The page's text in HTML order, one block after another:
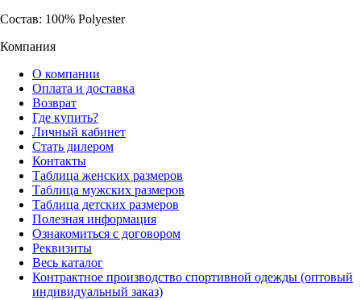
Состав: 100% Polyester
Компания
О компании
Оплата и доставка
Возврат
Где купить?
Личный кабинет
Стать дилером
Контакты
Таблица женских размеров
Таблица мужских размеров
Таблица детских размеров
Полезная информация
Ознакомиться с договором
Реквизиты
Весь каталог
Контрактное производство спортивной одежды (оптовый
индивидуальный заказ)